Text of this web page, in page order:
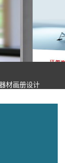
材画册设计